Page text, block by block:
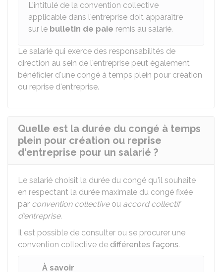
L'intitulé de la convention collective
applicable dans l'entreprise doit apparaître
sur le bulletin de paie remis au salarié.
Le salarié qui exerce des responsabilités de
direction au sein de l'entreprise peut également
bénéficier d'une congé à temps plein pour création
ou reprise d'entreprise.
Quelle est la durée du congé à temps
plein pour création ou reprise
d'entreprise pour un salarié ?
Le salarié choisit la durée du congé qu'il souhaite
en respectant la durée maximale du congé fixée
par convention collectiveou accord collectif
d'entreprise.
Il est possible de consulter ou se procurer une
convention collective de différentes façons.
À savoir